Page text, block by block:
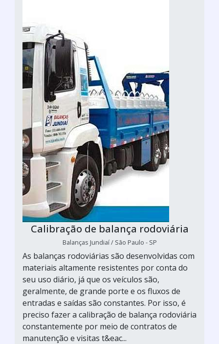
Calibração de balança rodoviária
Balanças Jundiaí / São Paulo - SP
As balanças rodoviárias são desenvolvidas com
materiais altamente resistentes por conta do
seu uso diário, já que os veículos são,
geralmente, de grande porte e os fluxos de
entradas e saídas são constantes. Por isso, é
preciso fazer a calibração de balança rodoviária
constantemente por meio de contratos de
manutenção e visitas t&eac...